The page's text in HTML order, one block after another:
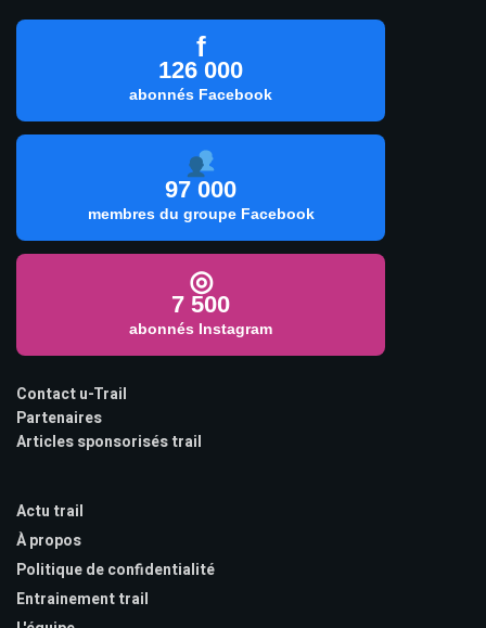
f
126 000
abonnés Facebook
97 000
membres du groupe Facebook
◎
7 500
abonnés Instagram
Contact u-Trail
Partenaires
Articles sponsorisés trail
Actu trail
À propos
Politique de confidentialité
Entrainement trail